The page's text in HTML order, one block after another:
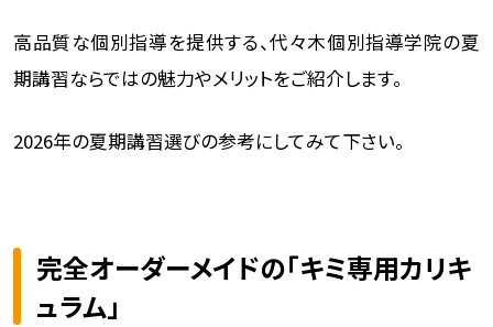
高品質な個別指導を提供する、代々木個別指導学院の夏
期講習ならではの魅力やメリットをご紹介します。
2026年の夏期講習選びの参考にしてみて下さい。
完全オーダーメイドの「キミ専用カリキ
ュラム」